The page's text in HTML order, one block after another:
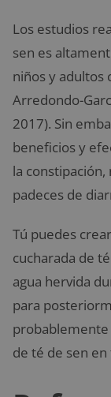
Los estudios
sen es
niños y adultos
Arredondo-
2017). Sin
beneficios y
la
padeces de
Tú puedes
cucharada de
agua hervida
para
de té de sen